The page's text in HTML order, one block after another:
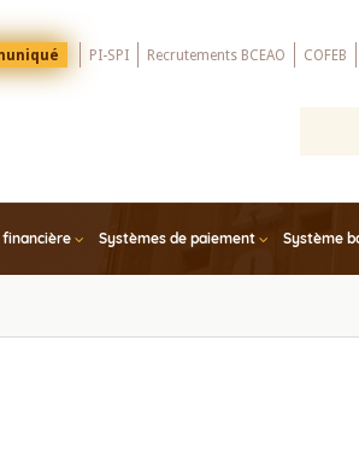
PI-SPI Recrutements BCEAO COFEB
Systèmes de paiement Système